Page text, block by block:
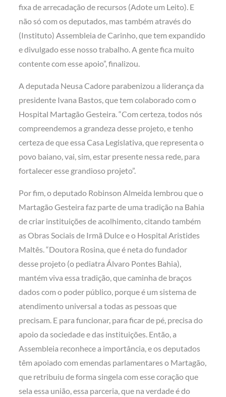
fixa de arrecadação de recursos (Adote um Leito). E
não só com os deputados, mas também através do
(Instituto) Assembleia de Carinho, que tem expandido
e divulgado esse nosso trabalho. A gente fica muito
contente com esse apoio”, finalizou.
A deputada Neusa Cadore parabenizou a liderança da
presidente Ivana Bastos, que tem colaborado com o
Hospital Martagão Gesteira. “Com certeza, todos nós
compreendemos a grandeza desse projeto, e tenho
certeza de que essa Casa Legislativa, que representa o
povo baiano, vai, sim, estar presente nessa rede, para
fortalecer esse grandioso projeto”.
Por fim, o deputado Robinson Almeida lembrou que o
Martagão Gesteira faz parte de uma tradição na Bahia
de criar instituições de acolhimento, citando também
as Obras Sociais de Irmã Dulce e o Hospital Aristides
Maltês. “Doutora Rosina, que é neta do fundador
desse projeto (o pediatra Álvaro Pontes Bahia),
mantém viva essa tradição, que caminha de braços
dados com o poder público, porque é um sistema de
atendimento universal a todas as pessoas que
precisam. E para funcionar, para ficar de pé, precisa do
apoio da sociedade e das instituições. Então, a
Assembleia reconhece a importância, e os deputados
têm apoiado com emendas parlamentares o Martagão,
que retribuiu de forma singela com esse coração que
sela essa união, essa parceria, que na verdade é do